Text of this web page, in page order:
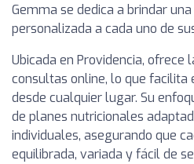
Gemma se dedica a brindar
personalizada a cada uno de
Ubicada en Providencia, ofrece
consultas online, lo que facilita
desde cualquier lugar. Su
de planes nutricionales
individuales, asegurando que
equilibrada, variada y fácil de